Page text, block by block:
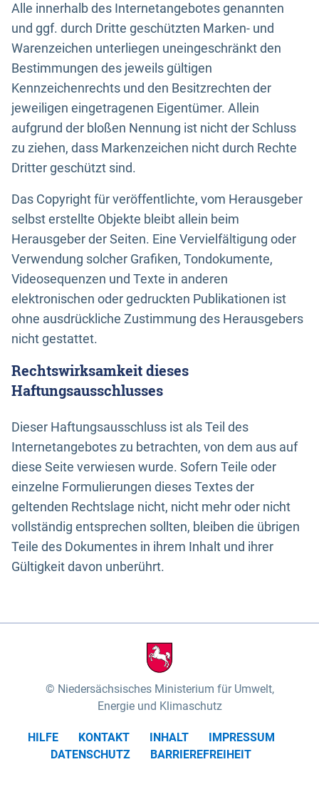
Alle innerhalb des Internetangebotes genannten
und ggf. durch Dritte geschützten Marken- und
Warenzeichen unterliegen uneingeschränkt den
Bestimmungen des jeweils gültigen
Kennzeichenrechts und den Besitzrechten der
jeweiligen eingetragenen Eigentümer. Allein
aufgrund der bloßen Nennung ist nicht der Schluss
zu ziehen, dass Markenzeichen nicht durch Rechte
Dritter geschützt sind.
Das Copyright für veröffentlichte, vom Herausgeber
selbst erstellte Objekte bleibt allein beim
Herausgeber der Seiten. Eine Vervielfältigung oder
Verwendung solcher Grafiken, Tondokumente,
Videosequenzen und Texte in anderen
elektronischen oder gedruckten Publikationen ist
ohne ausdrückliche Zustimmung des Herausgebers
nicht gestattet.
Rechtswirksamkeit dieses
Haftungsausschlusses
Dieser Haftungsausschluss ist als Teil des
Internetangebotes zu betrachten, von dem aus auf
diese Seite verwiesen wurde. Sofern Teile oder
einzelne Formulierungen dieses Textes der
geltenden Rechtslage nicht, nicht mehr oder nicht
vollständig entsprechen sollten, bleiben die übrigen
Teile des Dokumentes in ihrem Inhalt und ihrer
Gültigkeit davon unberührt.
Niedersächsisches Ministerium für Umwelt,
Energie und Klimaschutz
HILFE KONTAKT INHALT
IMPRESSUM
DATENSCHUTZ
BARRIEREFREIHEIT